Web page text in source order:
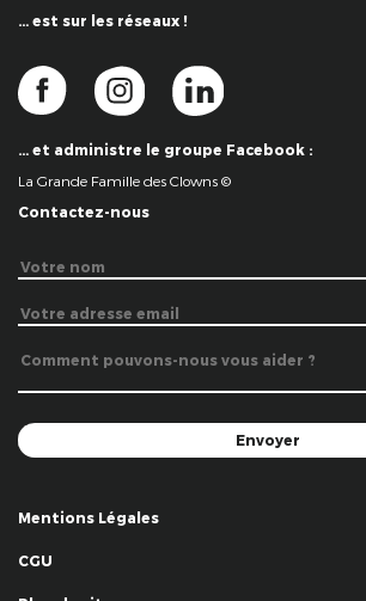
… est sur les réseaux !
… et administre le groupe Facebook :
La Grande Famille des Clowns ©
Contactez-nous
Mentions Légales
CGU